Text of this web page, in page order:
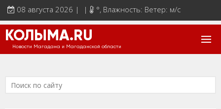
08 августа 2026 | | °, Влажность: Ветер: м/с
КОЛЫМА.RU
Новости Магадана и Магаданской области